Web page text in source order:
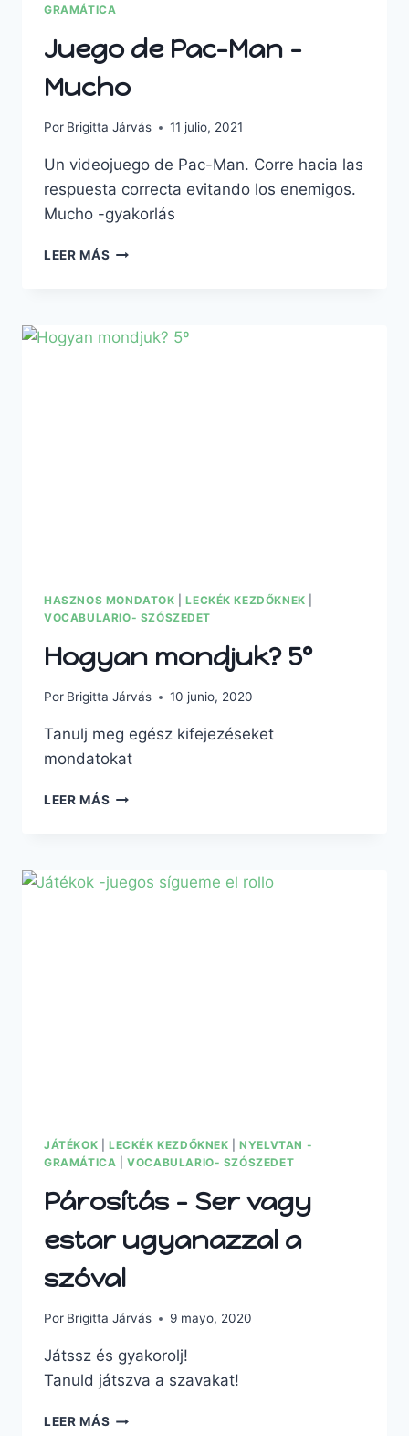
GRAMÁTICA
Juego de Pac-Man -
Mucho
Por Brigitta Járvás 11 julio, 2021
Un videojuego de Pac-Man. Corre hacia las
respuesta correcta evitando los enemigos.
Mucho -gyakorlás
LEER MÁS
HASZNOS MONDATOK |LECKÉK KEZDŐKNEK
VOCABULARIO- SZÓSZEDET
Hogyan mondjuk? 5º
Por Brigitta Járvás 10 junio, 2020
Tanulj meg egész kifejezéseket
mondatokat
LEER MÁS
JÁTÉKOK LECKÉK KEZDŐKNEK |NYELVTAN -
GRAMÁTICA |VOCABULARIO- SZÓSZEDET
Párosítás – Ser vagy
estar ugyanazzal a
szóval
Por Brigitta Járvás 9 mayo, 2020
Játssz és gyakorolj!
Tanuld játszva a szavakat!
LEER MÁS